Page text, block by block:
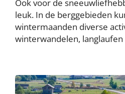
Ook voor de
leuk. In de berggebieden
wintermaanden diverse
winterwandelen, langlaufen